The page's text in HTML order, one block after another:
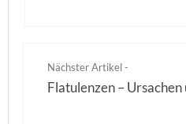
Nächster Artikel -
Flatulenzen –